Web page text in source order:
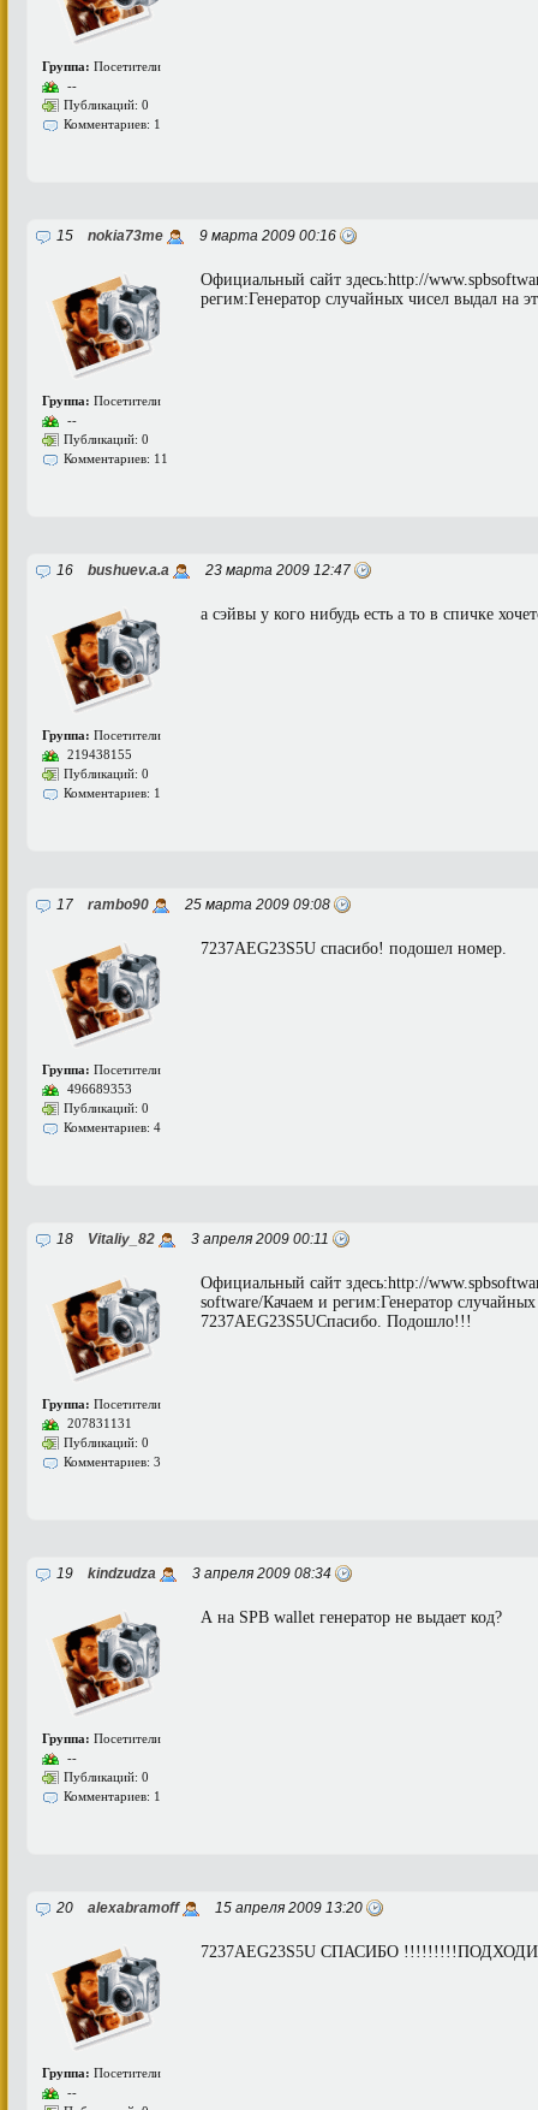
Группа: Посетители
--
Публикаций: 0
Комментариев: 1
15 nokia73me 9 марта 2009 00:16
Группа: Посетители
--
Публикаций: 0
Комментариев: 11
Официальный сайт здесь:http://
регим:Генератор случайных чисел выдал на
16 bushuev.a.a 23 марта 2009 12:47
Группа: Посетители
219438155
Публикаций: 0
Комментариев: 1
а сэйвы у кого нибудь есть а то в спичке
17 rambo90 25 марта 2009 09:08
Группа: Посетители
496689353
Публикаций: 0
Комментариев: 4
7237AEG23S5U спасибо! подошел номер.
18 Vitaliy_82 3 апреля 2009 00:11
Группа: Посетители
207831131
Публикаций: 0
Комментариев: 3
Официальный сайт здесь:http://
software/Качаем и регим:Генератор
7237AEG23S5UСпасибо. Подошло!!!
19 kindzudza 3 апреля 2009 08:34
Группа: Посетители
--
Публикаций: 0
Комментариев: 1
А на SPB wallet генератор не выдает код?
20 alexabramoff 15 апреля 2009 13:20
Группа: Посетители
--
7237AEG23S5U СПАСИБО